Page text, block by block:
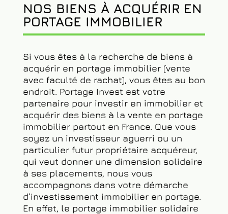
NOS BIENS À ACQUÉRIR EN
PORTAGE IMMOBILIER
Si vous êtes à la recherche de biens à
acquérir en portage immobilier (vente
avec faculté de rachat), vous êtes au bon
endroit. Portage Invest est votre
partenaire pour investir en immobilier et
acquérir des biens à la vente en portage
immobilier partout en France. Que vous
soyez un investisseur aguerri ou un
particulier futur propriétaire acquéreur,
qui veut donner une dimension solidaire
à ses placements, nous vous
accompagnons dans votre démarche
d’investissement immobilier en portage.
En effet, le portage immobilier solidaire